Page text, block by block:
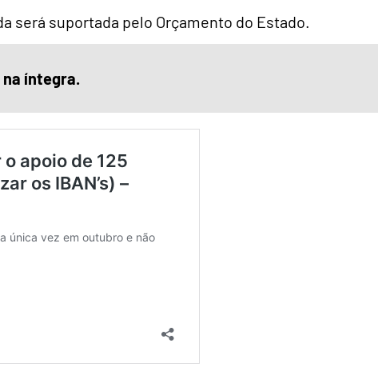
será suportada pelo Orçamento do Estado.
na íntegra.